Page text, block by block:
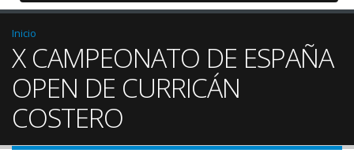
Inicio
X CAMPEONATO DE ESPAÑA
OPEN DE CURRICÁN
COSTERO